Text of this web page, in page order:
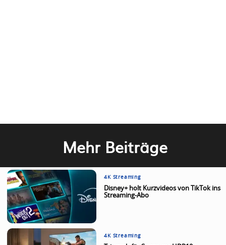
Mehr Beiträge
4K Streaming
Disney+ holt Kurzvideos von TikTok ins
Streaming-Abo
4K Streaming